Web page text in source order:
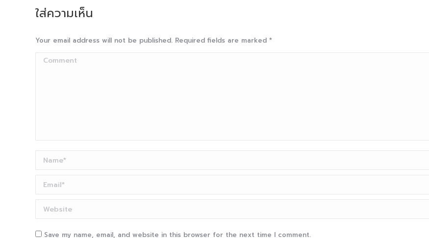
ใส่ความเห็น
Your email address will not be published. Required fields are marked *
Comment
Name *
Email *
Website
Save my name, email, and website in this browser for the next time I comment.